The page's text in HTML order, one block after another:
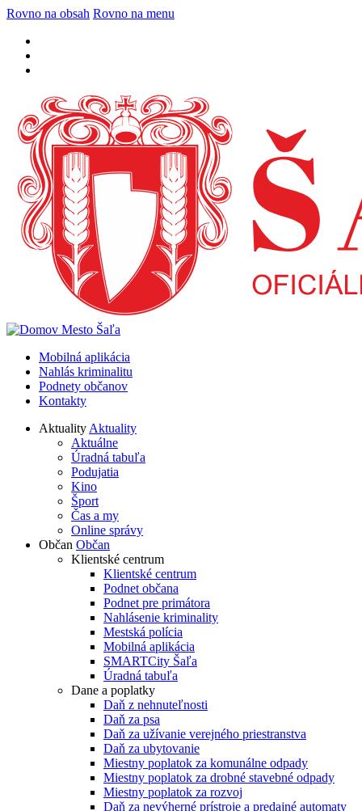
Rovno na obsah Rovno na menu
Mobilná aplikácia
Nahlás kriminalitu
Podnety občanov
Kontakty
AktualityAktuality
Aktuálne
Úradná tabuľa
Podujatia
Kino
Šport
Čas a my
Online správy
Občan Občan
Klientské centrum
Klientské centrum
Podnet občana
Podnet pre primátora
Nahlásenie kriminality
Mestská polícia
Mobilná aplikácia
SMARTCity Šaľa
Úradná tabuľa
Dane a poplatky
Daň z nehnuteľnosti
Daň za psa
Daň za užívanie verejného priestranstva
Daň za ubytovanie
Miestny poplatok za komunálne odpady
Miestny poplatok za drobné stavebné odpady
Miestny poplatok za rozvoj
Daň za nevýherné prístroje a predajné automaty